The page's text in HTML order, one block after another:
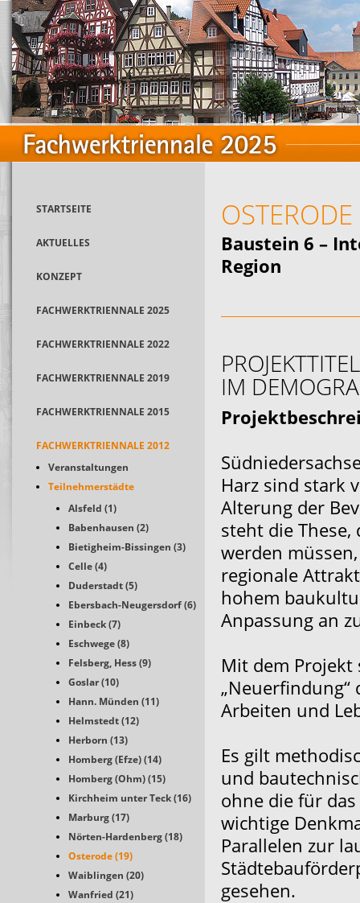
STARTSEITE
AKTUELLES
KONZEPT
FACHWERKTRIENNALE 2025
FACHWERKTRIENNALE 2022
FACHWERKTRIENNALE 2019
FACHWERKTRIENNALE 2015
FACHWERKTRIENNALE 2012
Veranstaltungen
Teilnehmerstädte
Alsfeld (1)
Babenhausen (2)
Bietigheim-Bissingen (3)
Celle (4)
Duderstadt (5)
Ebersbach-Neugersdorf (6)
Einbeck (7)
Eschwege (8)
Felsberg, Hess (9)
Goslar (10)
Hann. Münden (11)
Helmstedt (12)
Herborn (13)
Homberg (Efze) (14)
Homberg (Ohm) (15)
Kirchheim unter Teck (16)
Marburg (17)
Nörten-Hardenberg (18)
Osterode (19)
Waiblingen (20)
Wanfried (21)
OSTERODE
Baustein 6 –
Region
IM
Harz sind stark
Alterung der
steht die
werden
regionale
hohem
Anpassung an
Mit dem
„Neuerfindung“
Arbeiten und
Es gilt
und
ohne die für
wichtige
Parallelen zur
gesehen.